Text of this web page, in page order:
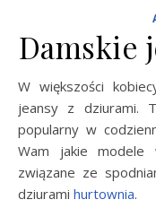
Damskie
W większości kobiecych szaf możemy znaleźć damskie
jeansy z dziurami.
popularny w
Wam jakie modele
związane ze
dziurami hurtownia.